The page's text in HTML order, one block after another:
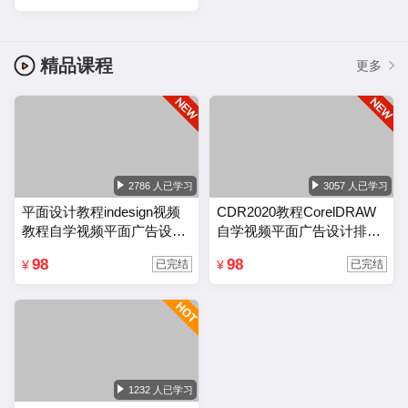
精品课程 更多
2786 人已学习
平面设计教程indesign视频
教程自学视频平面广告设计
¥ 98 已完结
3057 人已学习
CDR2020教程CorelDRAW
自学视频平面广告设计排版
¥ 98 已完结
1232 人已学习